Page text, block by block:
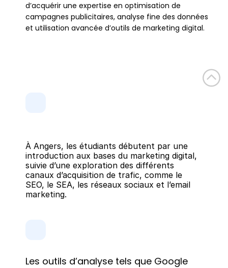
d’acquérir une expertise en optimisation de
campagnes publicitaires, analyse fine des données
et utilisation avancée d’outils de marketing digital.
À Angers, les étudiants débutent par une
introduction aux bases du marketing digital,
suivie d’une exploration des différents
canaux d’acquisition de trafic, comme le
SEO, le SEA, les réseaux sociaux et l’email
marketing.
Les outils d’analyse tels que Google